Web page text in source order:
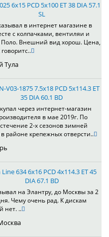
6x15 PCD 5x100 ET 38 DIA 57.1
SL
в интернет магазине в
с колпачками, вентиляи и
Поло. Внешний вид хорош. Цена,
Тула
V03-1875 7.5x18 PCD 5x114.3 ET
35 DIA 60.1 BD
через интернет-магазин
в мае 2019г. По
2-х сезонов зимней
районе крепежных отверсти..
Line 634 6x16 PCD 4x114.3 ET 45
DIA 67.1 BD
на Элантру, до Москвы за 2
Чему очень рад. К дискам
нет. ..